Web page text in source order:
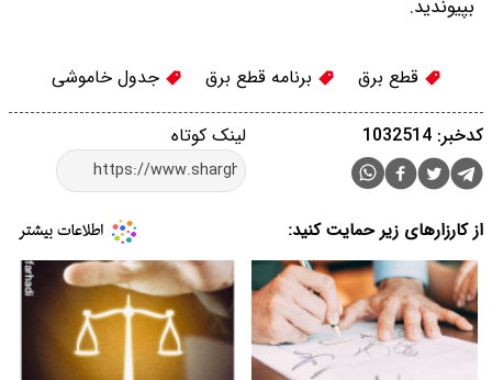
بپیوندید.
قطع برق برنامه قطع برق جدول خاموشی
لینک کوتاه کدخبر: 1032514
از کارزارهای زیر حمایت کنید: